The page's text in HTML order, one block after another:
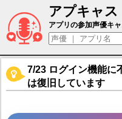
アプキャス
青葉モカ（声
アプリの参加声優キ
7/23 ログイン機能に
は復旧しています